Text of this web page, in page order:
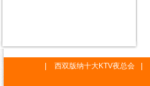
西双版纳十大KTV夜总会